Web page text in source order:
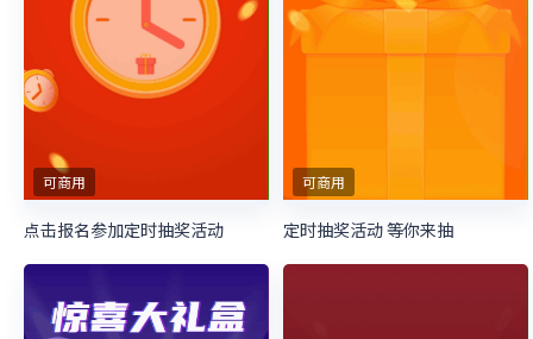
可商用
点击报名参加定时抽奖活动
可商用
定时抽奖活动 等你来抽